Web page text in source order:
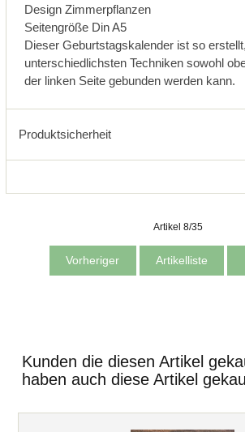
Design Zimmerpflanzen
Seitengröße Din A5
Dieser Geburtstagskalender ist so
unterschiedlichsten Techniken sowohl
der linken Seite gebunden werden kann.
Produktsicherheit
Artikel 8/35
Vorheriger Artikelliste
Kunden die diesen Artikel
haben auch diese Artikel